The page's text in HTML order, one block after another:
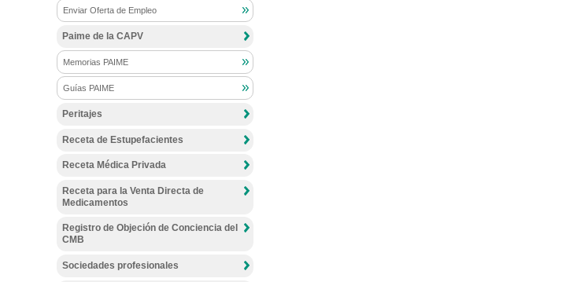
Enviar Oferta de Empleo
Paime de la CAPV
Memorias PAIME
Guías PAIME
Peritajes
Receta de Estupefacientes
Receta Médica Privada
Receta para la Venta Directa de
Medicamentos
Registro de Objeción de Conciencia del
CMB
Sociedades profesionales